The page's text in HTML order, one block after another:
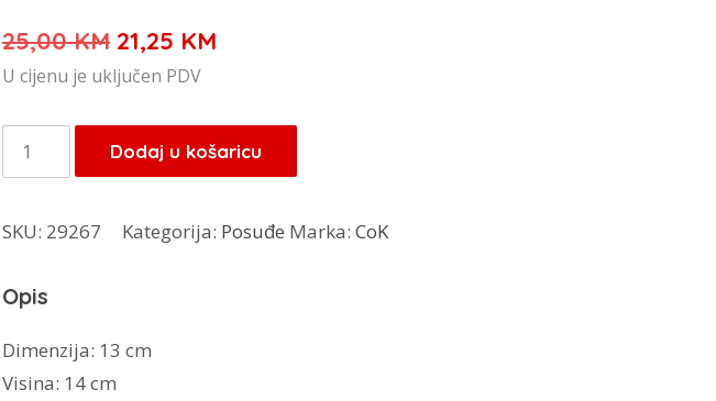
25,00KM Izvorna
cijena
je:
25,00 KM.
21,25 KMTrenutna
21,25 KM.
U cijenu je uključen PDV
Love
Bird
džezva
l
Dodaj u košaricu
SKU: 29267 Kategorija: Posuđe Marka: CoK
Opis
Dimenzija: 13 cm
Visina: 14 cm